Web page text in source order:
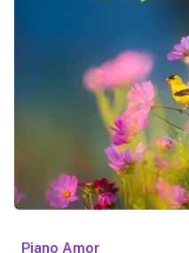
Piano Amor